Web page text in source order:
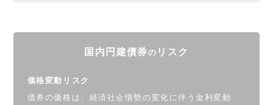
国内円建債券の リスク
価格変動リスク
債券の価格は、経済社会情勢の変化に伴う金利変動